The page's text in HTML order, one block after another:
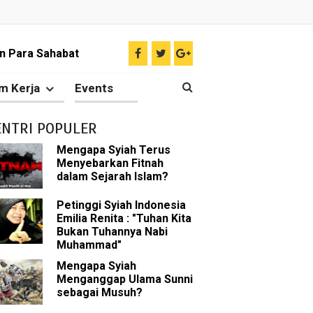
Para Sahabat
Ilmu Ghaib?
Nabi
Sunni
bin Affan
tentang Khalifah
Kerja Events
POPULER
Mengapa Syiah Terus
Menyebarkan Fitnah
dalam Sejarah Islam?
Petinggi Syiah Indonesia
Emilia Renita : "Tuhan Kita
Bukan Tuhannya Nabi
Muhammad"
Mengapa Syiah
Menganggap Ulama Sunni
sebagai Musuh?